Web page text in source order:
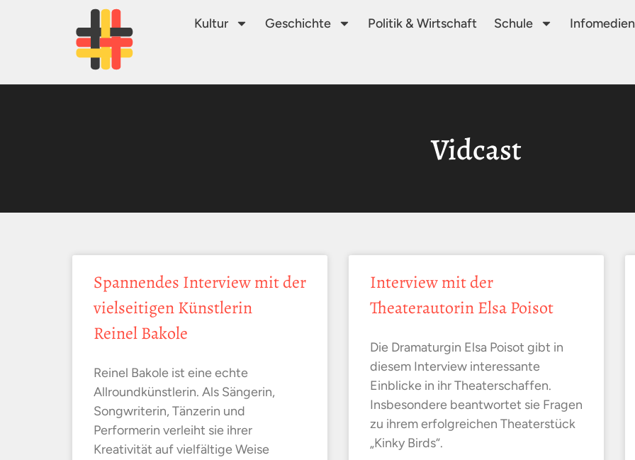
Kultur Geschichte Politik & Wirtschaft Schule Infomedien
Vidcast
Spannendes Interview mit der
vielseitigen Künstlerin
Reinel Bakole
Reinel Bakole ist eine echte
Allroundkünstlerin. Als Sängerin,
Songwriterin, Tänzerin und
Performerin verleiht sie ihrer
Kreativität auf vielfältige Weise
Interview mit der
Theaterautorin Elsa Poisot
Die Dramaturgin Elsa Poisot gibt in
diesem Interview interessante
Einblicke in ihr Theaterschaffen.
Insbesondere beantwortet sie Fragen
zu ihrem erfolgreichen Theaterstück
„Kinky Birds“.